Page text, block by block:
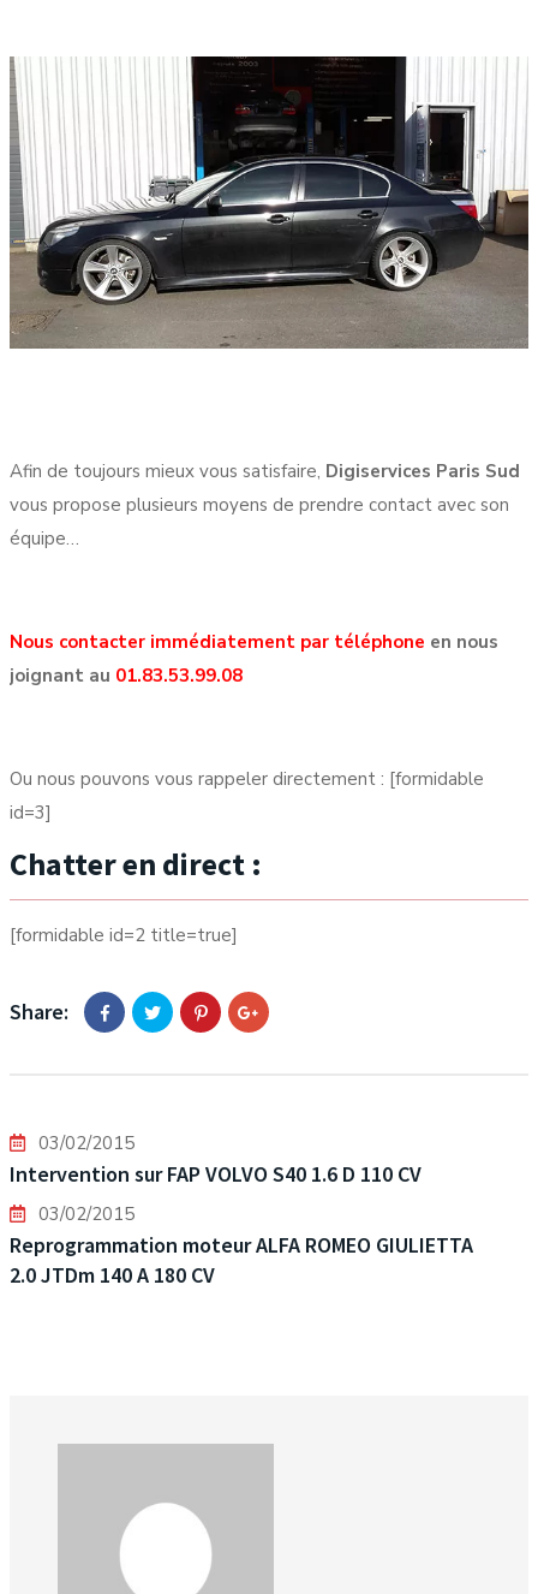
Afin de toujours mieux vous satisfaire, Digiservices Paris Sud
vous propose plusieurs moyens de prendre contact avec son
équipe…
Nous contacter immédiatement par téléphone en nous
joignant au 01.83.53.99.08
Ou nous pouvons vous rappeler directement : [formidable
id=3]
Chatter en direct :
[formidable id=2 title=true]
Share:
03/02/2015
Intervention sur FAP VOLVO S40 1.6 D 110 CV
03/02/2015
Reprogrammation moteur ALFA ROMEO GIULIETTA
2.0 JTDm 140 A 180 CV